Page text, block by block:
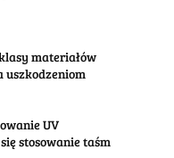
materiałów
uszkodzeniom
UV
stosowanie taśm